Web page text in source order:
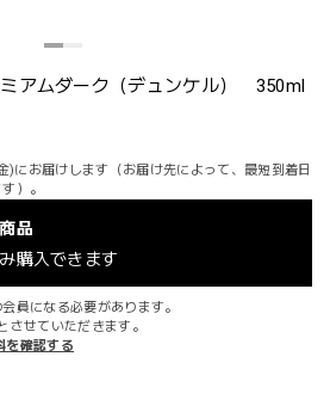
ミアムダーク（デュンケル） 350ml
にお届けします（お届け先によって、最短到着日
）。
品
購入できます
員になる必要があります。
せていただきます。
を確認する